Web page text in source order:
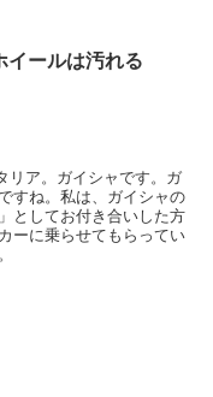
イールは汚れる
リア。ガイシャです。ガ
すね。私は、ガイシャの
としてお付き合いした方
ーに乗らせてもらってい